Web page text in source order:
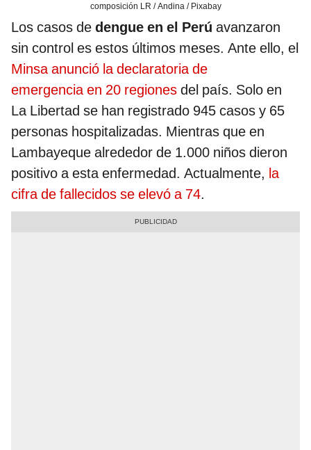
composición LR / Andina / Pixabay
Los casos de dengue en el Perú avanzaron
sin control es estos últimos meses. Ante ello, el
Minsa anunció la declaratoria de
emergencia en 20 regiones del país. Solo en
La Libertad se han registrado 945 casos y 65
personas hospitalizadas. Mientras que en
Lambayeque alrededor de 1.000 niños dieron
positivo a esta enfermedad. Actualmente, la
cifra de fallecidos se elevó a 74.